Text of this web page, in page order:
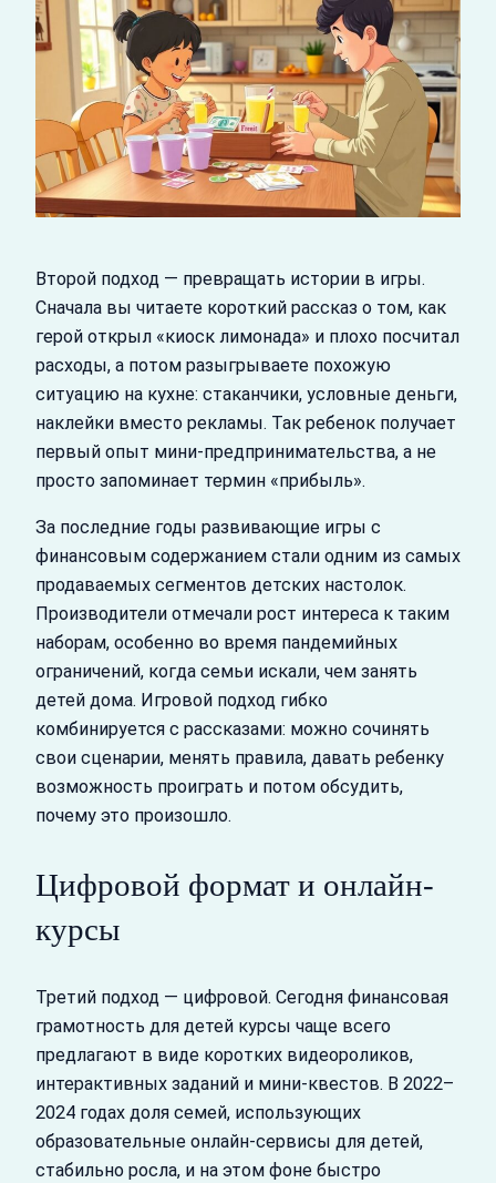
Второй подход — превращать истории в игры.
Сначала вы читаете короткий рассказ о том, как
герой открыл «киоск лимонада» и плохо посчитал
расходы, а потом разыгрываете похожую
ситуацию на кухне: стаканчики, условные деньги,
наклейки вместо рекламы. Так ребенок получает
первый опыт мини‑предпринимательства, а не
просто запоминает термин «прибыль».
За последние годы развивающие игры с
финансовым содержанием стали одним из самых
продаваемых сегментов детских настолок.
Производители отмечали рост интереса к таким
наборам, особенно во время пандемийных
ограничений, когда семьи искали, чем занять
детей дома. Игровой подход гибко
комбинируется с рассказами: можно сочинять
свои сценарии, менять правила, давать ребенку
возможность проиграть и потом обсудить,
почему это произошло.
Цифровой формат и онлайн-
курсы
Третий подход — цифровой. Сегодня финансовая
грамотность для детей курсы чаще всего
предлагают в виде коротких видеороликов,
интерактивных заданий и мини‑квестов. В 2022–
2024 годах доля семей, использующих
образовательные онлайн‑сервисы для детей,
стабильно росла, и на этом фоне быстро